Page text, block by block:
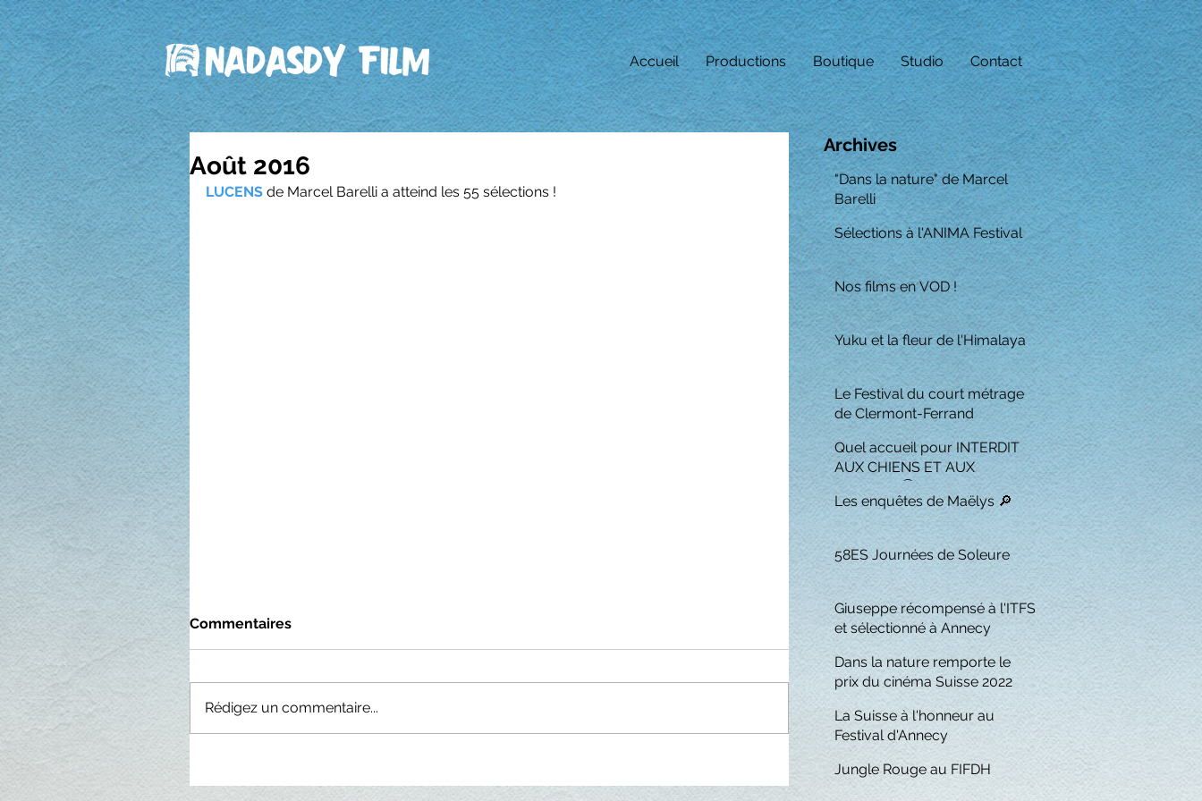
Accueil Productions Boutique Studio Contact
Août 2016
LUCENS de Marcel Barelli a atteind les 55 sélections !
Commentaires
Rédigez un commentaire...
Archives
"Dans la nature" de Marcel
Barelli
Sélections à l'ANIMA Festival
Nos films en VOD !
Yuku et la fleur de l'Himalaya
Le Festival du court métrage
de Clermont-Ferrand
Quel accueil pour INTERDIT
AUX CHIENS ET AUX
ITALIENS 🏆
Les enquêtes de Maëlys 🔎
58ES Journées de Soleure
Giuseppe récompensé à l'ITFS
et sélectionné à Annecy
Dans la nature remporte le
prix du cinéma Suisse 2022
La Suisse à l'honneur au
Festival d'Annecy
Jungle Rouge au FIFDH